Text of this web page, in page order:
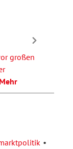
großen
Mehr